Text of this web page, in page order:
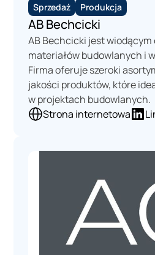
Sprzedaż Produkcja
AB Bechcicki
AB Bechcicki jest
materiałów budowlanych i
Firma oferuje szeroki
jakości produktów, które
w projektach budowlanych.
Strona internetowa